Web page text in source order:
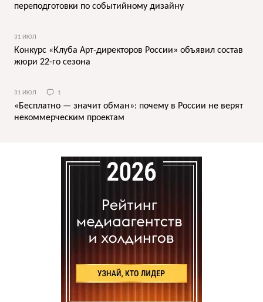
переподготовки по событийному дизайну
31 ИЮЛ
Конкурс «Клуба Арт-директоров России» объявил состав
жюри 22-го сезона
31 ИЮЛ 1
«Бесплатно — значит обман»: почему в России не верят
некоммерческим проектам